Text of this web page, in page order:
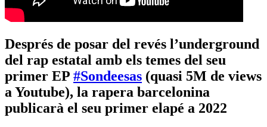
Després de posar del revés l’underground
del rap estatal amb els temes del seu
primer EP #Sondeesas (quasi 5M de views
a Youtube), la rapera barcelonina
publicarà el seu primer elapé a 2022